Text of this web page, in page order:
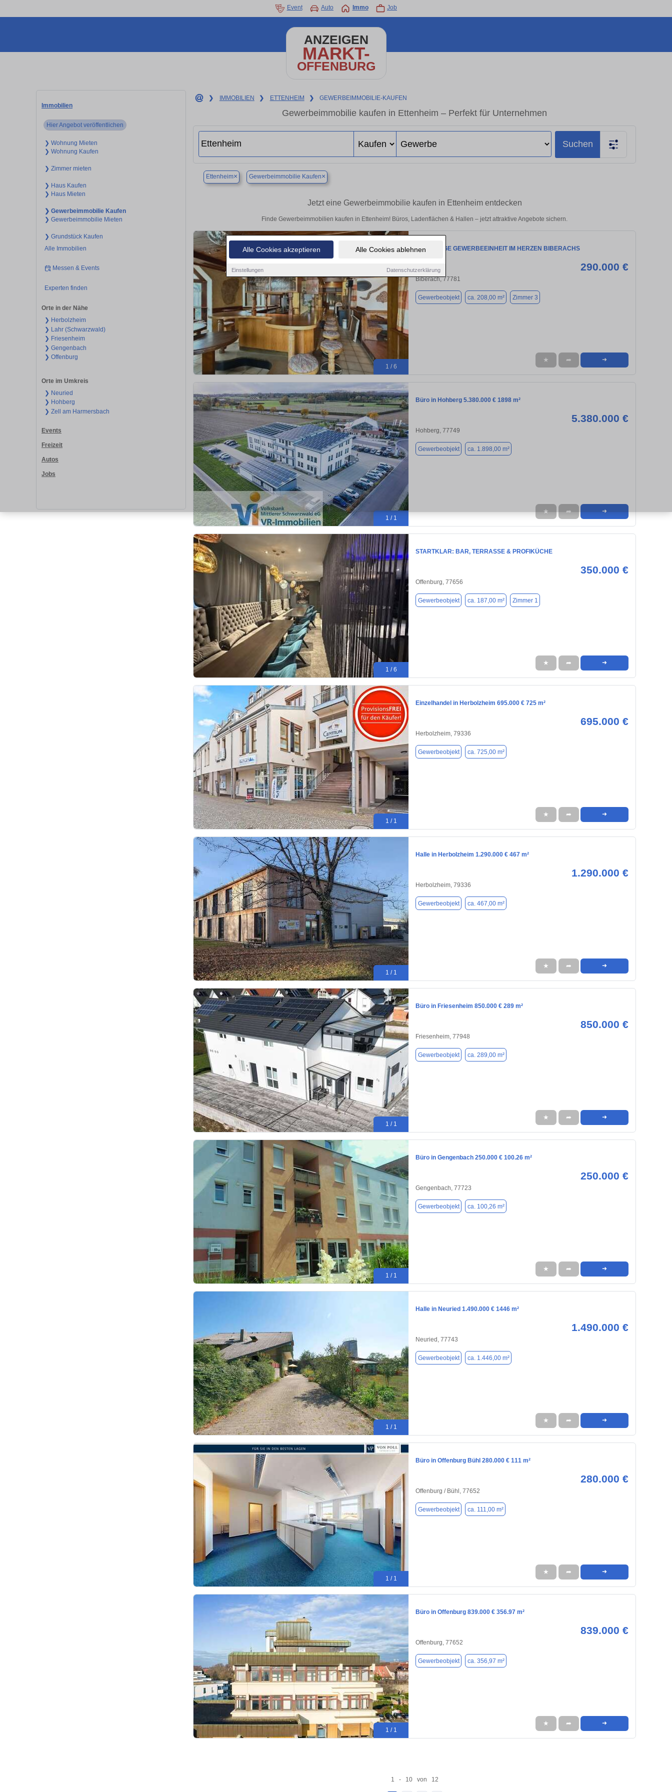
Alle Cookies akzeptieren Alle Cookies ablehnen
Einstellungen Datenschutzerklärung
Event Auto Immo Job
ANZEIGEN
MARKT-
OFFENBURG
Immobilien
Hier Angebot veröffentlichen
❯ Wohnung Mieten
❯ Wohnung Kaufen
❯ Zimmer mieten
❯ Haus Kaufen
❯ Haus Mieten
❯ Gewerbeimmobilie Kaufen
❯ Gewerbeimmobilie Mieten
❯ Grundstück Kaufen
Alle Immobilien
Messen & Events
Experten finden
Orte in der Nähe
❯ Herbolzheim
❯ Lahr (Schwarzwald)
❯ Friesenheim
❯ Gengenbach
❯ Offenburg
Orte im Umkreis
❯ Neuried
❯ Hohberg
❯ Zell am Harmersbach
Events
Freizeit
Autos
Jobs
❯ IMMOBILIEN ❯ ETTENHEIM ❯ GEWERBEIMMOBILIE-KAUFEN
Gewerbeimmobilie kaufen in Ettenheim – Perfekt für Unternehmen
Suchen
Ettenheim× Gewerbeimmobilie Kaufen×
Jetzt eine Gewerbeimmobilie kaufen in Ettenheim entdecken
Finde Gewerbeimmobilien kaufen in Ettenheim! Büros, Ladenflächen & Hallen – jetzt attraktive Angebote sichern.
1 / 6
VIELSEITIGE GEWERBEEINHEIT IM HERZEN BIBERACHS
290.000 €
Biberach, 77781
Gewerbeobjekt ca. 208,00 m² Zimmer 3
★ ➦ ➜
1 / 1
Büro in Hohberg 5.380.000 € 1898 m²
5.380.000 €
Hohberg, 77749
Gewerbeobjekt ca. 1.898,00 m²
★ ➦ ➜
1 / 6
STARTKLAR: BAR, TERRASSE & PROFIKÜCHE
350.000 €
Offenburg, 77656
Gewerbeobjekt ca. 187,00 m² Zimmer 1
★ ➦ ➜
1 / 1
Einzelhandel in Herbolzheim 695.000 € 725 m²
695.000 €
Herbolzheim, 79336
Gewerbeobjekt ca. 725,00 m²
★ ➦ ➜
1 / 1
Halle in Herbolzheim 1.290.000 € 467 m²
1.290.000 €
Herbolzheim, 79336
Gewerbeobjekt ca. 467,00 m²
★ ➦ ➜
1 / 1
Büro in Friesenheim 850.000 € 289 m²
850.000 €
Friesenheim, 77948
Gewerbeobjekt ca. 289,00 m²
★ ➦ ➜
1 / 1
Büro in Gengenbach 250.000 € 100.26 m²
250.000 €
Gengenbach, 77723
Gewerbeobjekt ca. 100,26 m²
★ ➦ ➜
1 / 1
Halle in Neuried 1.490.000 € 1446 m²
1.490.000 €
Neuried, 77743
Gewerbeobjekt ca. 1.446,00 m²
★ ➦ ➜
1 / 1
Büro in Offenburg Bühl 280.000 € 111 m²
280.000 €
Offenburg / Bühl, 77652
Gewerbeobjekt ca. 111,00 m²
★ ➦ ➜
1 / 1
Büro in Offenburg 839.000 € 356.97 m²
839.000 €
Offenburg, 77652
Gewerbeobjekt ca. 356,97 m²
★ ➦ ➜
1 - 10 von 12